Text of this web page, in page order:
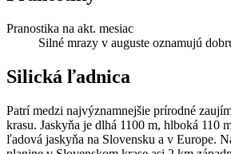
Pranostika na akt. mesiac
Silné mrazy v auguste oznamujú
Silická ľadnica
Patrí medzi najvýznamnejšie prírodné
krasu. Jaskyňa je dlhá 1100 m, hlboká 110
ľadová jaskyňa na Slovensku a v Europe.